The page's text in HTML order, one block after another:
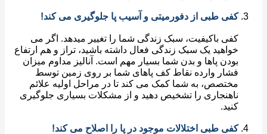
کفی طبی از دفورمیتی و آسیب پا جلوگیری می کند!
کفی باکیفیت، سبک زندگی شما را تغییر میدهد. اگر می
خواهید یک سبک زندگی فعال داشته باشید، تراز و هم ارتفاع
بودن پاها و بدن شما بسیار مهم است. آنالیز مداوم میزان
فشار وارده نقاط کف پاهای شما بر روی زمین توسط
مختصص، به شما کمک می کند تا در مراحل اولیه علائم
ناهنجاری را تشخیص دهید و از مشکلات بسیاری جلوگیری
کفی طبی اختلالات موجود در پا را اصلاح می کند!